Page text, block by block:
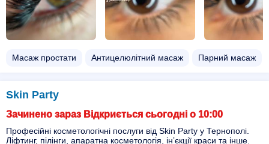
Масаж простати Антицелюлітний масаж Парний масаж
Skin Party
Зачинено зараз Відкриється сьогодні о 10:00
Професійні косметологічні послуги від Skin Party у Тернополі.
Ліфтинг, пілінги, апаратна косметологія, інʼєкції краси та інше.